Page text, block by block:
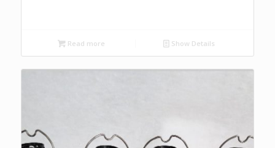
Read more Show Details